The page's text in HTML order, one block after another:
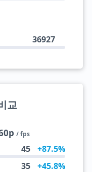
36927
교
/ fps
45 +87.5%
35 +45.8%